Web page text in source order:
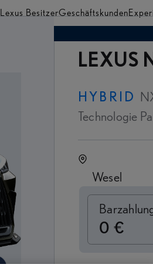
Lexus BesitzerGeschäftskunden
LEXUS
HYBRID
Technologie
Wesel
Switch to monthly
0 €